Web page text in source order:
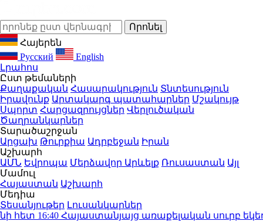
Հայերեն
Русский
English
Լրահոս
Ըստ թեմաների
Քաղաքական Հասարակություն Տնտեսություն
Իրավունք Արտակարգ պատահարներ Մշակույթ
Սպորտ Հարցազրույցներ Վերլուծական
Ծաղրանկարներ
Տարածաշրջան
Արցախ Թուրքիա Ադրբեջան Իրան
Աշխարհ
ԱՄՆ Եվրոպա Մերձավոր Արևելք Ռուսաստան Այլ
Մամուլ
Հայաստան Աշխարհ
Մեդիա
Տեսանյութեր Լուսանկարներ
16:40Հայաստանյայց առաքելական սուրբ